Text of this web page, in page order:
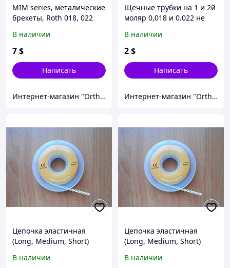
MIM series, металические
брекеты, Roth 018, 022
В наличии
7$
Написать
Интернет-магазин "OrthoWay"
Щечные трубки на 1 и 2й
моляр 0,018 и 0.022 не
Roth,MBT
В наличии
2$
Написать
Интернет-магазин "OrthoWay"
Цепочка эластичная
(Long, Medium, Short)
В наличии
Цепочка эластичная
(Long, Medium, Short)
В наличии